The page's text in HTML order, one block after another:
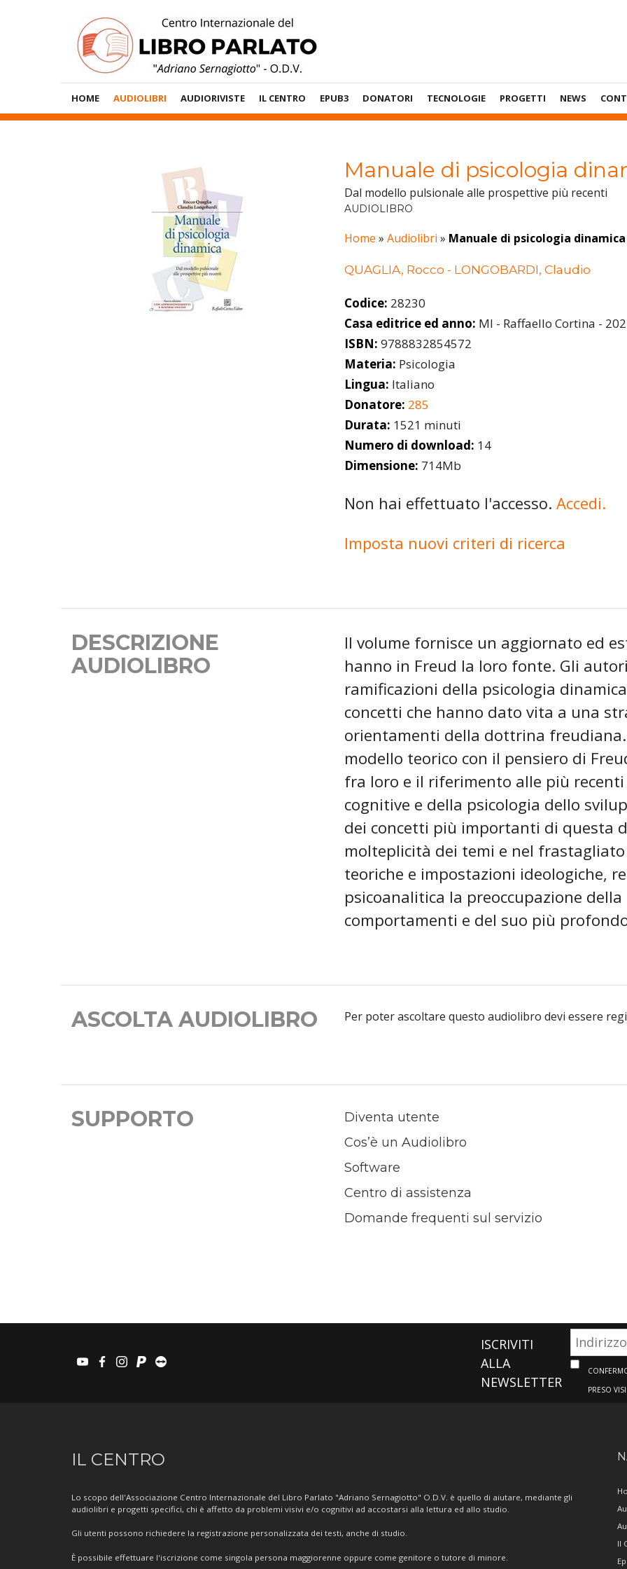
Menù
Principale
HOME AUDIOLIBRI AUDIORIVISTE IL CENTRO EPUB3 DONATORI TECNOLOGIE PROGETTI NEWS
Manuale di psicologia
Dal modello pulsionale alle prospettive più recenti
AUDIOLIBRO
Home » Audiolibri » Manuale di psicologia dinamica
QUAGLIA, Rocco - LONGOBARDI, Claudio
Codice: 28230
Casa editrice ed anno: MI - Raffaello Cortina -
ISBN: 9788832854572
Materia: Psicologia
Lingua: Italiano
Donatore: 285
Durata: 1521 minuti
Numero di download: 14
Dimensione: 714Mb
Non hai effettuato l'accesso. Accedi.
Imposta nuovi criteri di ricerca
DESCRIZIONE
AUDIOLIBRO
Il volume fornisce un aggiornato ed
hanno in Freud la loro fonte. Gli
ramificazioni della psicologia
concetti che hanno dato vita a una
orientamenti della dottrina
modello teorico con il pensiero di
fra loro e il riferimento alle più
cognitive e della psicologia dello
dei concetti più importanti di questa
molteplicità dei temi e nel
teoriche e impostazioni ideologiche,
psicoanalitica la preoccupazione della
comportamenti e del suo più
ASCOLTA AUDIOLIBRO Per poter ascoltare questo audiolibro devi essere
SUPPORTO
Diventa utente
Cos’è un Audiolibro
Software
Centro di assistenza
Domande frequenti sul servizio
youtubefacebook
instagram
paypalteamviewer
ISCRIVITI
ALLA
NEWSLETTER
PRESO
Informazioni
IL CENTRO
Lo scopo dell'Associazione Centro Internazionale del Libro Parlato "Adriano Sernagiotto" O.D.V. è quello di aiutare, mediante gli
audiolibri e progetti specifici, chi è affetto da problemi visivi e/o cognitivi ad accostarsi alla lettura ed allo studio.
Gli utenti possono richiedere la registrazione personalizzata dei testi, anche di studio.
È possibile effettuare l'iscrizione come singola persona maggiorenne oppure come genitore o tutore di minore.
Il